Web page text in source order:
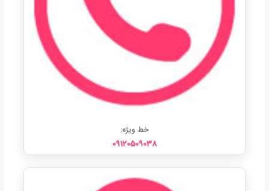
خط ویژه:
09120509038